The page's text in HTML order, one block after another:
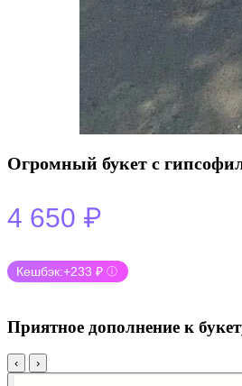
Огромный букет с
4 650 ₽
Кешбэк:+233 ₽ ⓘ
Приятное дополнение к
‹ ›